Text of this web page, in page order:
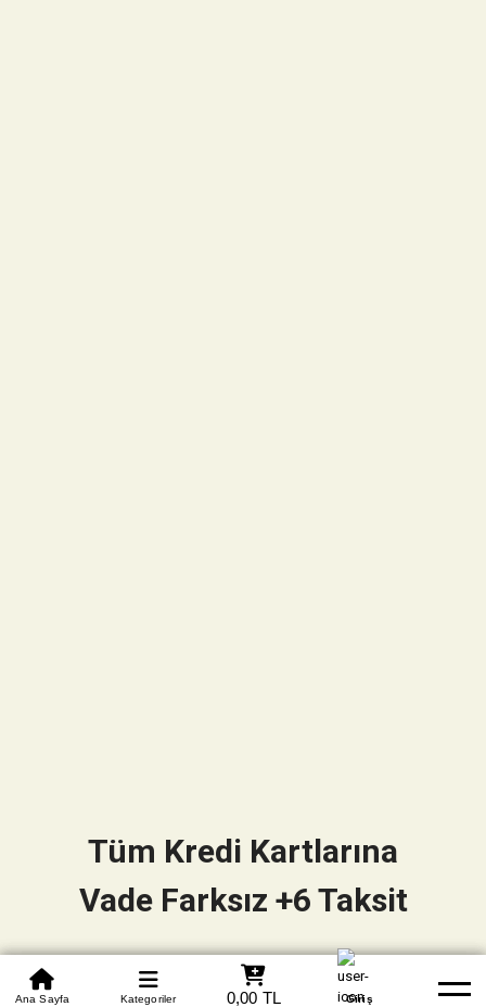
0850 305 09 70
Beden Tablosu Banka Hesapları Whatsapp Yardım
Ana Sayfa Kategoriler 0,00 TL Giriş
Tüm Kredi Kartlarına
Vade Farksız +6 Taksit